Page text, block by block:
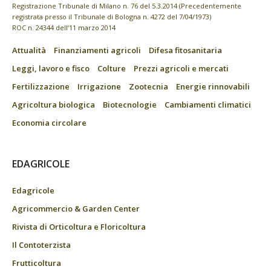
Registrazione Tribunale di Milano n. 76 del 5.3.2014 (Precedentemente
registrata presso il Tribunale di Bologna n. 4272 del 7/04/1973)
ROC n. 24344 dell’11 marzo 2014
Attualità Finanziamenti agricoli
Difesa fitosanitaria
Leggi, lavoro e fisco
Colture
Prezzi agricoli e mercati
Fertilizzazione
Irrigazione Zootecnia
Energie rinnovabili
Agricoltura biologica
Biotecnologie
Cambiamenti climatici
Economia circolare
EDAGRICOLE
Edagricole
Agricommercio & Garden Center
Rivista di Orticoltura e Floricoltura
Il Contoterzista
Frutticoltura